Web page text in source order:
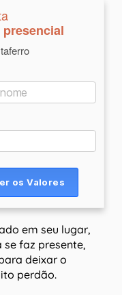
em seu lugar,
se faz presente,
deixar o
perdão.